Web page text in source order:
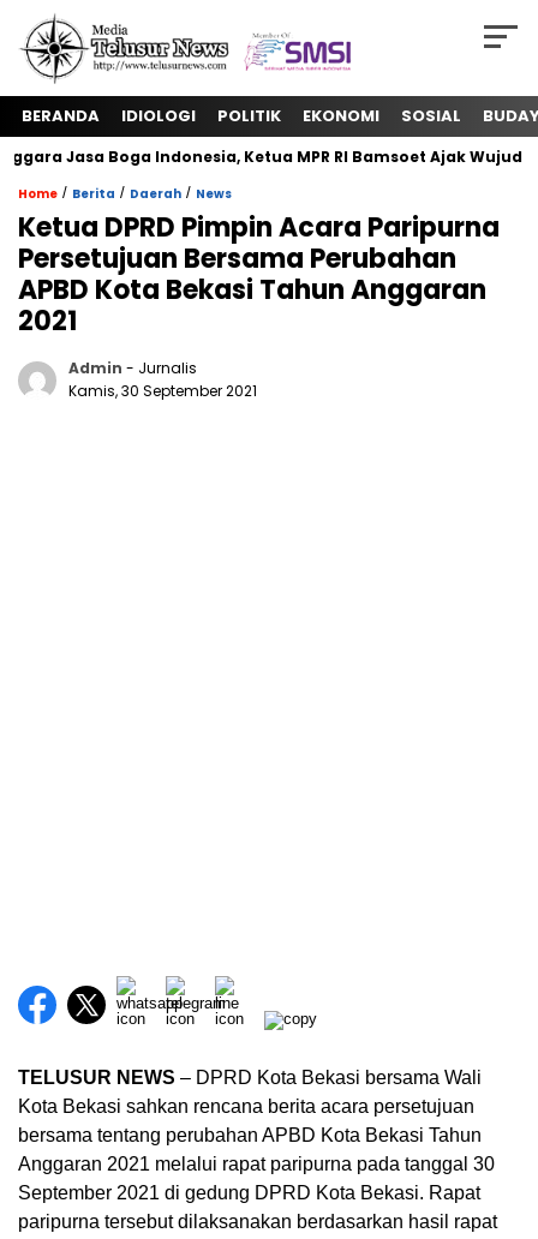
BERANDA IDIOLOGI POLITIK EKONOMI SOSIAL
Jasa Boga Indonesia, Ketua MPR RI Bamsoet Ajak Wujudkan
Home / Berita / Daerah / News
Ketua DPRD Pimpin Acara Paripurna
Persetujuan Bersama Perubahan
APBD Kota Bekasi Tahun Anggaran
2021
Admin - Jurnalis
Kamis, 30 September 2021
TELUSUR NEWS – DPRD Kota Bekasi bersama Wali
Kota Bekasi sahkan rencana berita acara persetujuan
bersama tentang perubahan APBD Kota Bekasi Tahun
Anggaran 2021 melalui rapat paripurna pada tanggal 30
September 2021 di gedung DPRD Kota Bekasi. Rapat
paripurna tersebut dilaksanakan berdasarkan hasil rapat